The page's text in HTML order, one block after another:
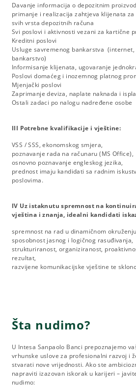
Davanje informacija o depozitnim
primanje i realizacija zahtjeva klijenata
svih vrsta depozitnih računa
Svi poslovi i aktivnosti vezani za kartične
Kreditni poslovi
Usluge savremenog bankarstva
bankarstvo)
Informisanje klijenata, ugovaranje
Poslovi domaćeg i inozemnog platnog
Mjenjački poslovi
Zaprimanje deviza, naplate naknada i
Ostali zadaci po nalogu nadređene osobe
III Potrebne kvalifikacije i vještine:
VSS / SSS, ekonomskog smjera,
poznavanje rada na računaru (MS Office),
osnovno poznavanje engleskog jezika,
prednost imaju kandidati sa radnim
poslovima.
IV Uz istaknutu spremnost na
vještina i znanja, idealni kandidati
spremnost na rad u dinamičnom
sposobnost jasnog i logičnog rasuđivanja,
strukturiranost, organiziranost,
rezultat,
razvijene komunikacijske vještine te
Šta nudimo?
U Intesa Sanpaolo Banci prepoznajemo
vrhunske uslove za profesionalni razvoj i
stvarati nove vrijednosti. Ako ste
napraviti izazovan iskorak u karijeri –
nudimo: